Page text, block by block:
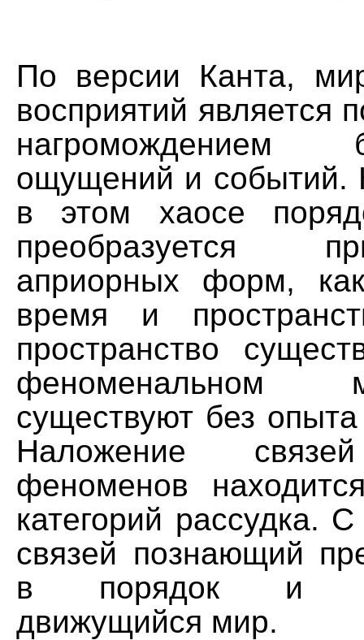
По версии Канта,
восприятий является
нагромождением
ощущений и событий.
в этом хаосе
преобразуется
априорных форм,
время и
пространство
существуют без
Наложение
феноменов
категорий рассудка.
связей познающий
в порядок и
движущийся мир.